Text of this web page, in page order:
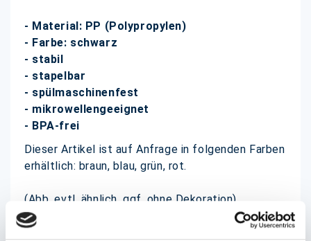
- Material: PP (Polypropylen)
- Farbe: schwarz
- stabil
- stapelbar
- spülmaschinenfest
- mikrowellengeeignet
- BPA-frei
Dieser Artikel ist auf Anfrage in folgenden Farben
erhältlich: braun, blau, grün, rot.
(Abb. evtl. ähnlich, ggf. ohne Dekoration)